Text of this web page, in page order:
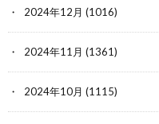
2024年12月 (1016)
2024年11月 (1361)
2024年10月 (1115)